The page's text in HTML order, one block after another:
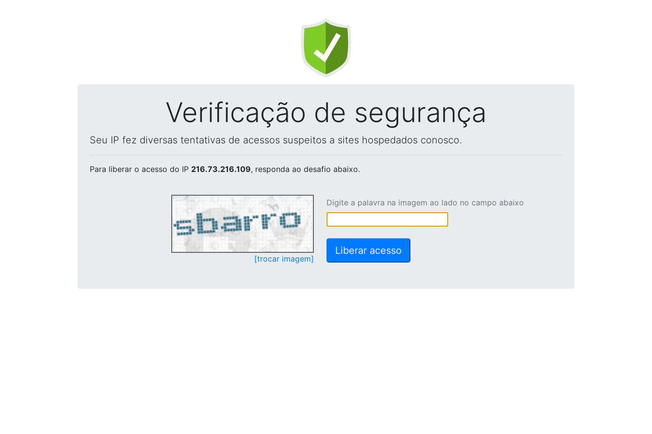
Verificação de segurança
Seu IP fez diversas tentativas de acessos suspeitos a sites hospedados conosco.
Para liberar o acesso do IP 216.73.216.109, responda ao desafio abaixo.
[trocar imagem]
Digite a palavra na imagem ao lado no campo abaixo